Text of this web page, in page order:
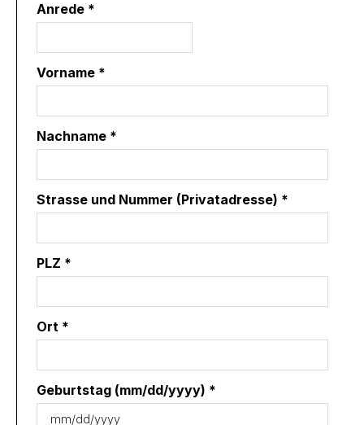
Anrede *
Vorname *
Nachname *
Strasse und Nummer (Privatadresse) *
PLZ *
Ort *
Geburtstag (mm/dd/yyyy) *